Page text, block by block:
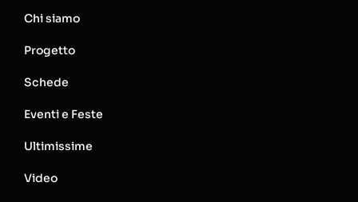
Chi siamo
Progetto
Schede
Eventi e Feste
Ultimissime
Video